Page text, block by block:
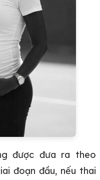
được đưa ra theo
đoạn đầu, nếu thai